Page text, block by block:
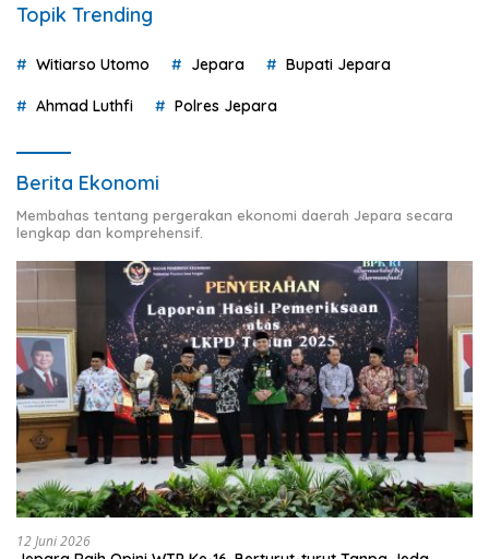
Topik Trending
Witiarso Utomo Jepara Bupati Jepara
Ahmad Luthfi Polres Jepara
Berita Ekonomi
Membahas tentang pergerakan ekonomi daerah Jepara secara
lengkap dan komprehensif.
12 Juni 2026